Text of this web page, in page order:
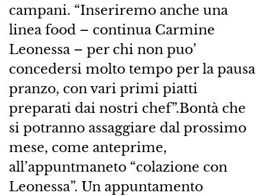
campani. “Inseriremo anche una
linea food – continua Carmine
Leonessa – per chi non puo’
concedersi molto tempo per la pausa
pranzo, con vari primi piatti
preparati dai nostri chef”.Bontà che
si potranno assaggiare dal prossimo
mese, come anteprime,
all’appuntmaneto “colazione con
Leonessa”. Un appuntamento